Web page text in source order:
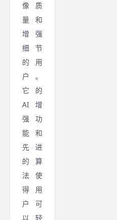
像质
量和
增强
细节
的用
户。
它的
AI增
强功
能和
先进
的算
法使
得用
户可
以轻